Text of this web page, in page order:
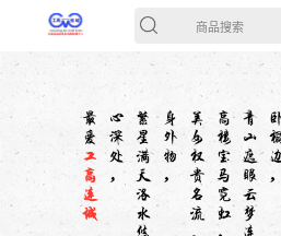
商品搜索